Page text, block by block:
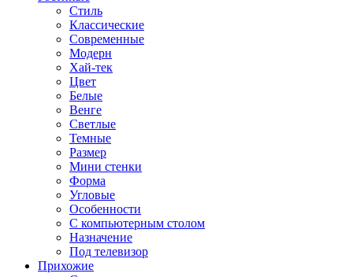
Стиль
Классические
Современные
Модерн
Хай-тек
Цвет
Белые
Венге
Светлые
Темные
Размер
Мини стенки
Форма
Угловые
Особенности
С компьютерным столом
Назначение
Под телевизор
Прихожие